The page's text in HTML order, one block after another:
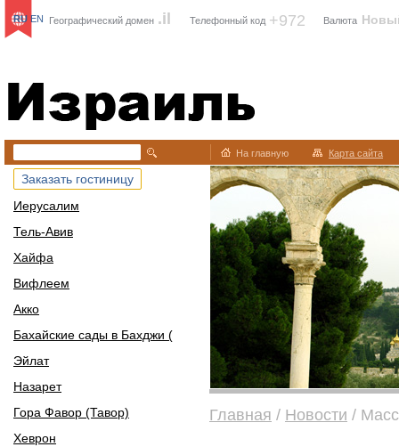
Израиль
Географический домен .il Телефонный код +972 Валюта
RU EN
На главную Карта сайта
Заказать гостиницу
Иерусалим
Тель-Авив
Хайфа
Вифлеем
Акко
Бахайские сады в Бахджи (
Эйлат
Назарет
Гора Фавор (Тавор)
Хеврон
Главная / Новости /